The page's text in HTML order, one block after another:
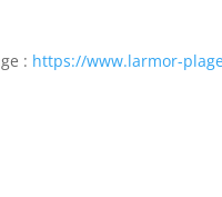
: https://www.larmor-